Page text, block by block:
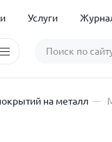
Услуги
на металл